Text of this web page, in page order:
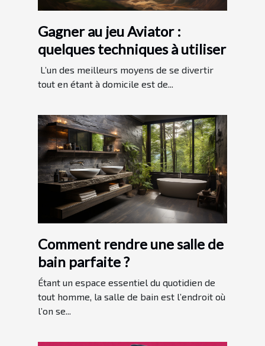
Gagner au jeu Aviator :
quelques techniques à utiliser
L’un des meilleurs moyens de se divertir
tout en étant à domicile est de...
Comment rendre une salle de
bain parfaite ?
Étant un espace essentiel du quotidien de
tout homme, la salle de bain est l’endroit où
l’on se...